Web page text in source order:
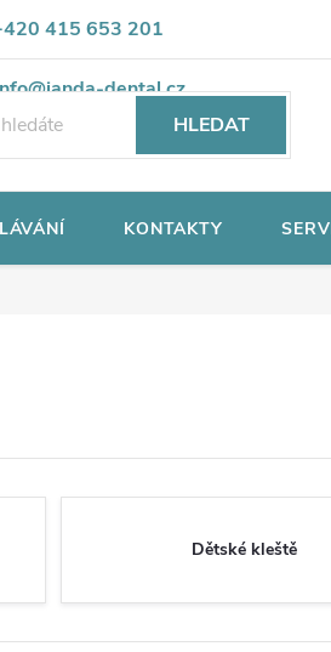
415 653 201
dental.cz
Ochrana osobních údajů
HLEDAT
KONTAKTY
Dětské kleště